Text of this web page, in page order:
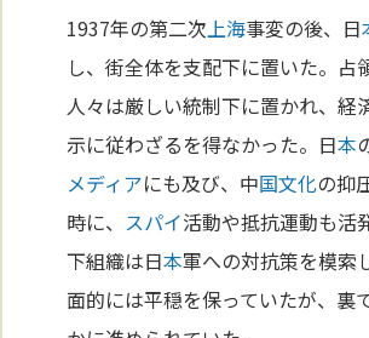
1937年の第二次上海事変の後、日
し、街全体を支配下に置いた。占
人々は厳しい統制下に置かれ、経
示に従わざるを得なかった。日本
メディアにも及び、中国文化の抑
時に、 スパイ活動や抵抗運動も活
下組織は日本軍への対抗策を模索
面的には平穏を保っていたが、裏